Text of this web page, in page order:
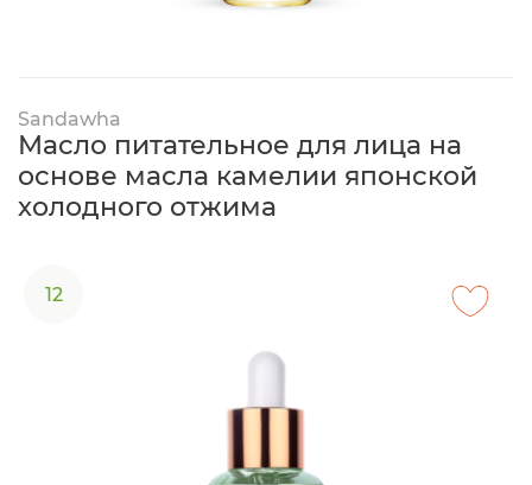
Sandawha
Масло питательное для лица на
основе масла камелии японской
холодного отжима
12